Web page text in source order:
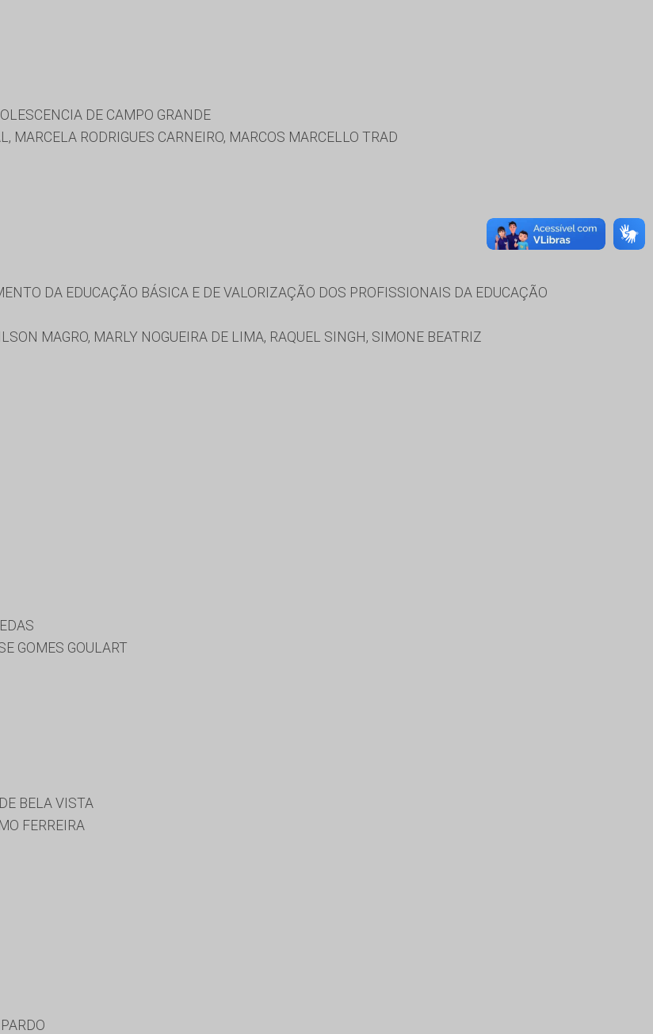
DE CAMPO GRANDE
MARCELA RODRIGUES CARNEIRO, MARCOS MARCELLO TRAD
DA EDUCAÇÃO BÁSICA E DE VALORIZAÇÃO DOS PROFISSIONAIS DA EDUCAÇÃO
MAGRO, MARLY NOGUEIRA DE LIMA, RAQUEL SINGH, SIMONE BEATRIZ
GOMES GOULART
BELA VISTA
FERREIRA